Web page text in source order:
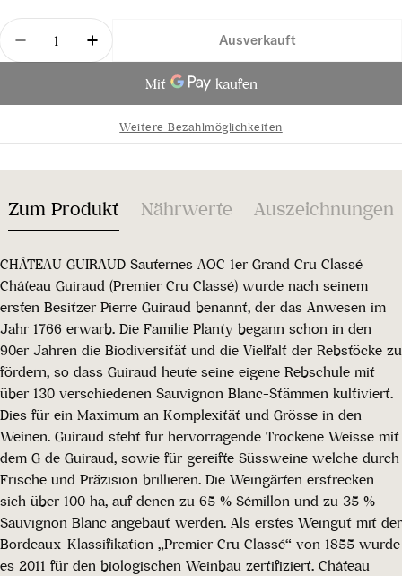
Menge
Menge für Château Guiraud 1er Grand Cru
Menge für Château Guiraud 1er Grand
Ausverkauft
Weitere Bezahlmöglichkeiten
Zum Produkt Nährwerte Auszeichnungen
CHÂTEAU GUIRAUD Sauternes AOC 1er Grand Cru Classé
Château Guiraud (Premier Cru Classé) wurde nach seinem
ersten Besitzer Pierre Guiraud benannt, der das Anwesen im
Jahr 1766 erwarb. Die Familie Planty begann schon in den
90er Jahren die Biodiversität und die Vielfalt der Rebstöcke zu
fördern, so dass Guiraud heute seine eigene Rebschule mit
über 130 verschiedenen Sauvignon Blanc-Stämmen kultiviert.
Dies für ein Maximum an Komplexität und Grösse in den
Weinen. Guiraud steht für hervorragende Trockene Weisse mit
dem G de Guiraud, sowie für gereifte Süssweine welche durch
Frische und Präzision brillieren. Die Weingärten erstrecken
sich über 100 ha, auf denen zu 65 % Sémillon und zu 35 %
Sauvignon Blanc angebaut werden. Als erstes Weingut mit der
Bordeaux-Klassifikation „Premier Cru Classé“ von 1855 wurde
es 2011 für den biologischen Weinbau zertifiziert. Château